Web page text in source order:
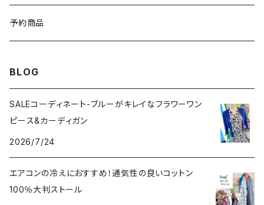
ブレスレット・バングル
予約商品
BLOG
SALEコーディネート-ブルーがキレイなフラワーワン
ピース&カーディガン
2026/7/24
エアコンの冷えにおすすめ！通気性の良いコットン
100％大判ストール